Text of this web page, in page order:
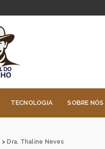
TECNOLOGIA SOBRE NÓS
> Dra. Thaline Neves